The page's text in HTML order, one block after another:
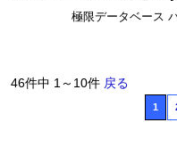
極限データベース
46件中 1～10件 戻る
1